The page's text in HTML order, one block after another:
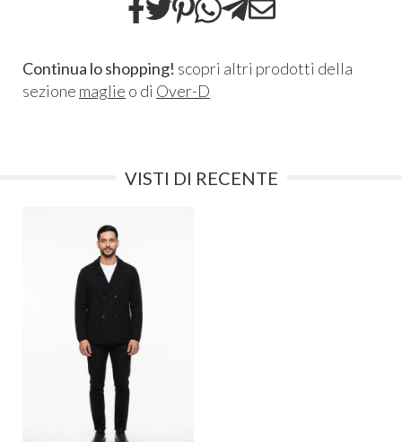
Continua lo shopping! scopri altri prodotti della
sezione maglie o di Over-D
VISTI DI RECENTE